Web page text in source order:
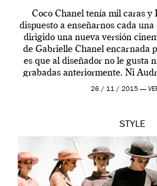
Coco Chanel tenía mil caras y
dispuesto a enseñarnos cada
dirigido una nueva versión
de Gabrielle Chanel encarnada
es que al diseñador no le gusta
grabadas anteriormente. Ni
McLaine ni ninguna
26 / 11 / 2015 —
STYLE